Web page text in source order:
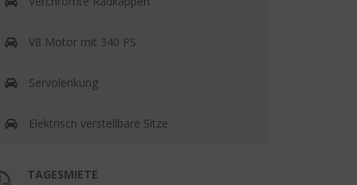
V8 Motor mit 340 PS
Servolenkung
Elektrisch verstellbare Sitze
TAGESMIETE